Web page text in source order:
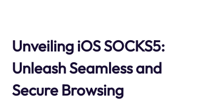
Unveiling iOS SOCKS5:
Unleash Seamless and
Secure Browsing